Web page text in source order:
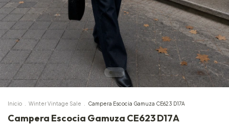
Inicio Winter Vintage Sale Campera Escocia Gamuza CE623 D17A
Campera Escocia Gamuza CE623 D17A